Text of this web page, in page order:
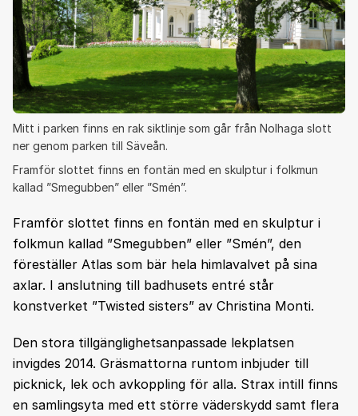
Mitt i parken finns en rak siktlinje som går från Nolhaga slott
ner genom parken till Säveån.
Framför slottet finns en fontän med en skulptur i folkmun
kallad ”Smegubben” eller ”Smén”.
Framför slottet finns en fontän med en skulptur i
folkmun kallad ”Smegubben” eller ”Smén”, den
föreställer Atlas som bär hela himlavalvet på sina
axlar. I anslutning till badhusets entré står
konstverket ”Twisted sisters” av Christina Monti.
Den stora tillgänglighetsanpassade lekplatsen
invigdes 2014. Gräsmattorna runtom inbjuder till
picknick, lek och avkoppling för alla. Strax intill finns
en samlingsyta med ett större väderskydd samt flera